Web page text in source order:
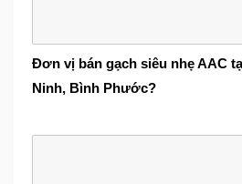
Đơn vị bán gạch siêu nhẹ AAC
Ninh, Bình Phước?